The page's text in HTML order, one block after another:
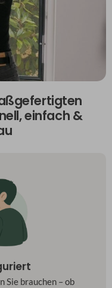
einfach &
Sie brauchen – ob